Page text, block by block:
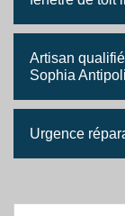
Artisan
Sophia
Urgence